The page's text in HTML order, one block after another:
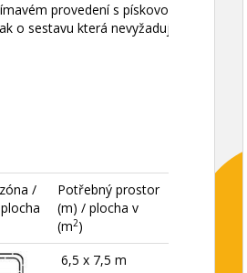
provedení s pískovou
o sestavu která nevyžaduje
/
Potřebný prostor
(m) / plocha v
(m2)
6,5 x 7,5 m